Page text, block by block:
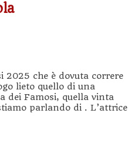
2025 che è dovuta correre
lieto quello di una
dei Famosi, quella vinta
parlando di . L’attrice